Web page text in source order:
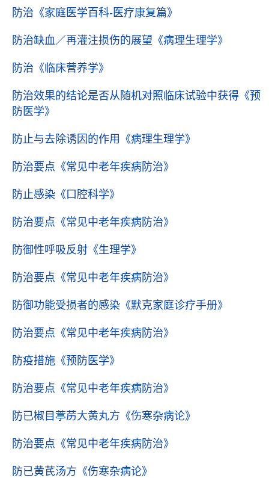
防治 《家庭医学百科-医疗康复篇》
防治缺血／再灌注损伤的展望 《病理生理学》
防治 《临床营养学》
防治效果的结论是否从随机对照临床试验中获得 《预
防医学》
防止与去除诱因的作用 《病理生理学》
防治要点 《常见中老年疾病防治》
防止感染 《口腔科学》
防治要点 《常见中老年疾病防治》
防御性呼吸反射 《生理学》
防治要点 《常见中老年疾病防治》
防御功能受损者的感染 《默克家庭诊疗手册》
防治要点 《常见中老年疾病防治》
防疫措施 《预防医学》
防治要点 《常见中老年疾病防治》
防已椒目葶苈大黄丸方 《伤寒杂病论》
防治要点 《常见中老年疾病防治》
防已黄芪汤方 《伤寒杂病论》